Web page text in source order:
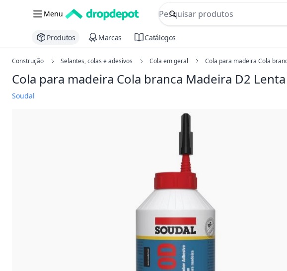
Menu
commerce search no header
Procurar
Produtos Marcas Catálogos
Construção Selantes, colas e adesivos Cola em geral Cola para madeira Cola
Cola para madeira Cola branca Madeira D2
Soudal